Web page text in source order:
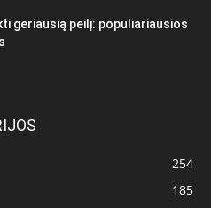
geriausią peilį: populiariausios
254
185